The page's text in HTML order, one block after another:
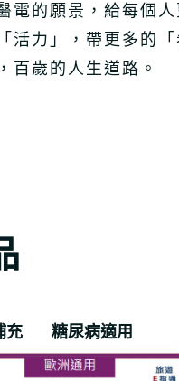
電的願景，給每個
活力」，帶更多的
百歲的人生道路。
充 糖尿病適用